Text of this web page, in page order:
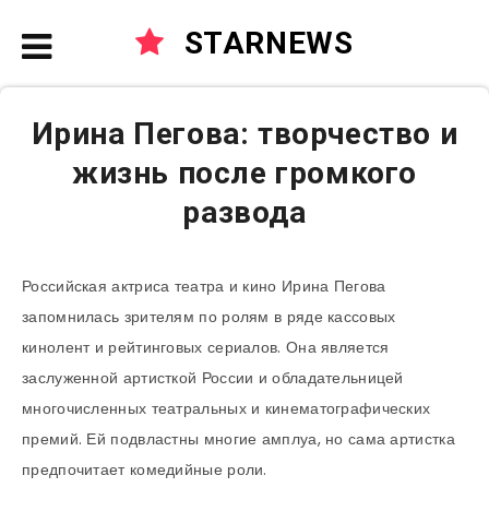
STARNEWS
Ирина Пегова: творчество и
жизнь после громкого
развода
Российская актриса театра и кино Ирина Пегова
запомнилась зрителям по ролям в ряде кассовых
кинолент и рейтинговых сериалов. Она является
заслуженной артисткой России и обладательницей
многочисленных театральных и кинематографических
премий. Ей подвластны многие амплуа, но сама артистка
предпочитает комедийные роли.